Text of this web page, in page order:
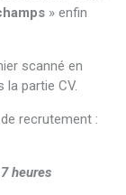
» enfin
scanné en
la partie CV.
recrutement :
heures